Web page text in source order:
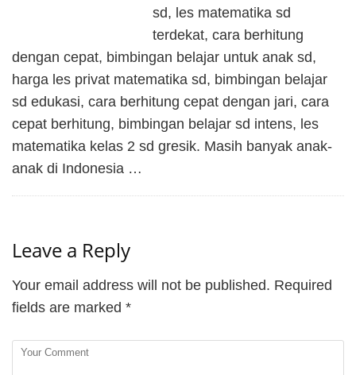
sd, les matematika sd
terdekat, cara berhitung
dengan cepat, bimbingan belajar untuk anak sd,
harga les privat matematika sd, bimbingan belajar
sd edukasi, cara berhitung cepat dengan jari, cara
cepat berhitung, bimbingan belajar sd intens, les
matematika kelas 2 sd gresik. Masih banyak anak-
anak di Indonesia …
Leave a Reply
Your email address will not be published. Required
fields are marked *